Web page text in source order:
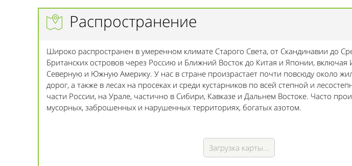
Распространение
Широко распространен в умеренном климате Старого Света, от Скандинавии до
Британских островов через Россию и Ближний Восток до Китая и Японии,
Северную и Южную Америку. У нас в стране произрастает почти повсюду около
дорог, а также в лесах на просеках и среди кустарников по всей степной и
части России, на Урале, частично в Сибири, Кавказе и Дальнем Востоке. Часто
мусорных, заброшенных и нарушенных территориях, богатых азотом.
Загрузка карты...